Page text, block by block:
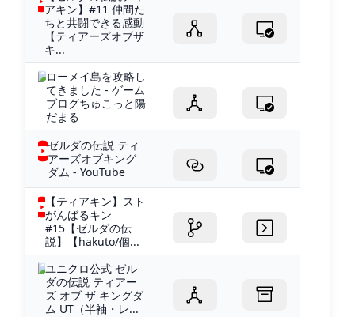
アキン】#11 仲間た
ちと共闘できる感動
【ティアーズオブザ
キ...
ローメイ島を攻略し
てきました - ゲーム
ブログちゅこっと陽
だまる
ゼルダの伝説 ティ
アーズオブキング
ダム - YouTube
【ティアキン】スト
がんばるキン
#15【ゼルダの伝
説】【hakuto/個...
ユニクロ公式 ゼル
ダの伝説 ティアー
ズ オブ ザ キングダ
ム UT（半袖・レ...